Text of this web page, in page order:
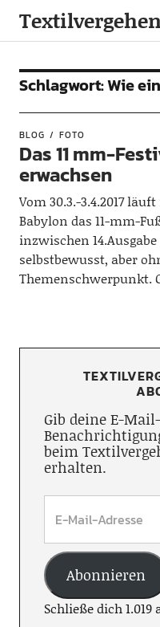
Schlagwort:Wie
BLOG FOTO
Das 11 mm-
erwachsen
Vom 30.3.-3.4.2017
Babylon das 11-mm-
inzwischen
selbstbewusst, aber
Themenschwerpunkt.
Gib deine E-
beim
erhalten.
Abonnieren
Schließe dich